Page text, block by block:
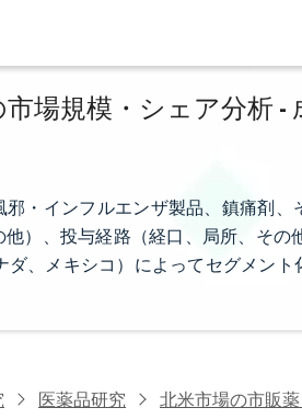
場規模・シェア分析 -
・インフルエンザ製品、鎮痛剤
）、投与経路（経口、局所、そ
、メキシコ）によってセグメン
医薬品研究 北米市場の市販薬